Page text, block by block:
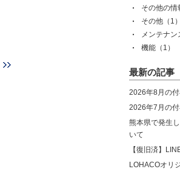
その他の情
その他 （1）
メンテナ
機能 （1）
最新の記事
2026年8月の付
2026年7月の
熊本県で発生
いて
【復旧済】
LOHACOオリ